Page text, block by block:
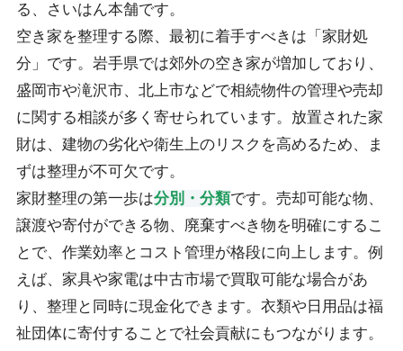
る、さいはん本舗です。
空き家を整理する際、最初に着手すべきは「家財処
分」です。岩手県では郊外の空き家が増加しており、
盛岡市や滝沢市、北上市などで相続物件の管理や売却
に関する相談が多く寄せられています。放置された家
財は、建物の劣化や衛生上のリスクを高めるため、ま
ずは整理が不可欠です。
家財整理の第一歩は分別・分類です。売却可能な物、
譲渡や寄付ができる物、廃棄すべき物を明確にするこ
とで、作業効率とコスト管理が格段に向上します。例
えば、家具や家電は中古市場で買取可能な場合があ
り、整理と同時に現金化できます。衣類や日用品は福
祉団体に寄付することで社会貢献にもつながります。